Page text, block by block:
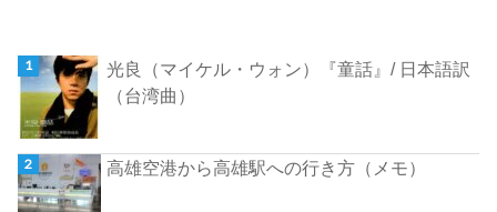
光良（マイケル・ウォン）『童話』/ 日本語訳
（台湾曲）
高雄空港から高雄駅への行き方（メモ）